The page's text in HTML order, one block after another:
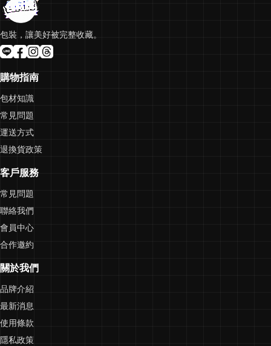
包裝，讓美好被完整收藏。
購物指南
包材知識
常見問題
運送方式
退換貨政策
客戶服務
常見問題
聯絡我們
會員中心
合作邀約
關於我們
品牌介紹
最新消息
使用條款
隱私政策